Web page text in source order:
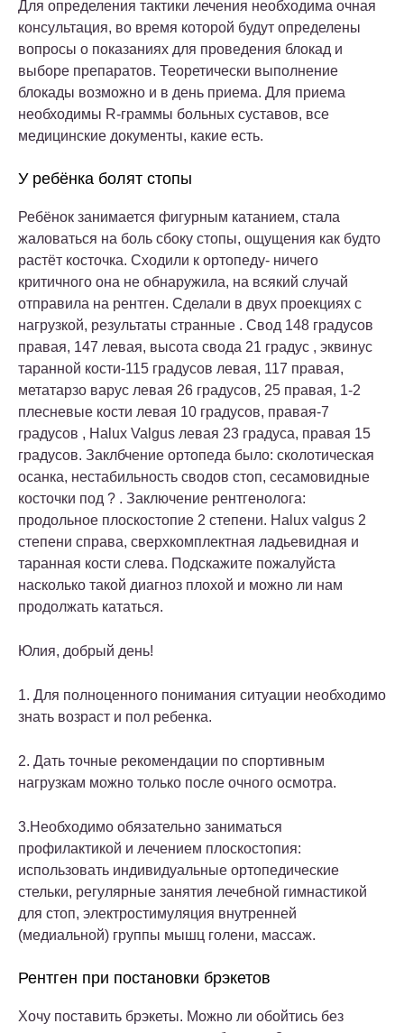
Для определения тактики лечения необходима очная
консультация, во время которой будут определены
вопросы о показаниях для проведения блокад и
выборе препаратов. Теоретически выполнение
блокады возможно и в день приема. Для приема
необходимы R-граммы больных суставов, все
медицинские документы, какие есть.
У ребёнка болят стопы
Ребёнок занимается фигурным катанием, стала
жаловаться на боль сбоку стопы, ощущения как будто
растёт косточка. Сходили к ортопеду- ничего
критичного она не обнаружила, на всякий случай
отправила на рентген. Сделали в двух проекциях с
нагрузкой, результаты странные . Свод 148 градусов
правая, 147 левая, высота свода 21 градус , эквинус
таранной кости-115 градусов левая, 117 правая,
метатарзо варус левая 26 градусов, 25 правая, 1-2
плесневые кости левая 10 градусов, правая-7
градусов , Halux Valgus левая 23 градуса, правая 15
градусов. Заклбчение ортопеда было: сколотическая
осанка, нестабильность сводов стоп, сесамовидные
косточки под ? . Заключение рентгенолога:
продольное плоскостопие 2 степени. Halux valgus 2
степени справа, сверхкомплектная ладьевидная и
таранная кости слева. Подскажите пожалуйста
насколько такой диагноз плохой и можно ли нам
продолжать кататься.
Юлия, добрый день!
1. Для полноценного понимания ситуации необходимо
знать возраст и пол ребенка.
2. Дать точные рекомендации по спортивным
нагрузкам можно только после очного осмотра.
3.Необходимо обязательно заниматься
профилактикой и лечением плоскостопия:
использовать индивидуальные ортопедические
стельки, регулярные занятия лечебной гимнастикой
для стоп, электростимуляция внутренней
(медиальной) группы мышц голени, массаж.
Рентген при постановки брэкетов
Хочу поставить брэкеты. Можно ли обойтись без